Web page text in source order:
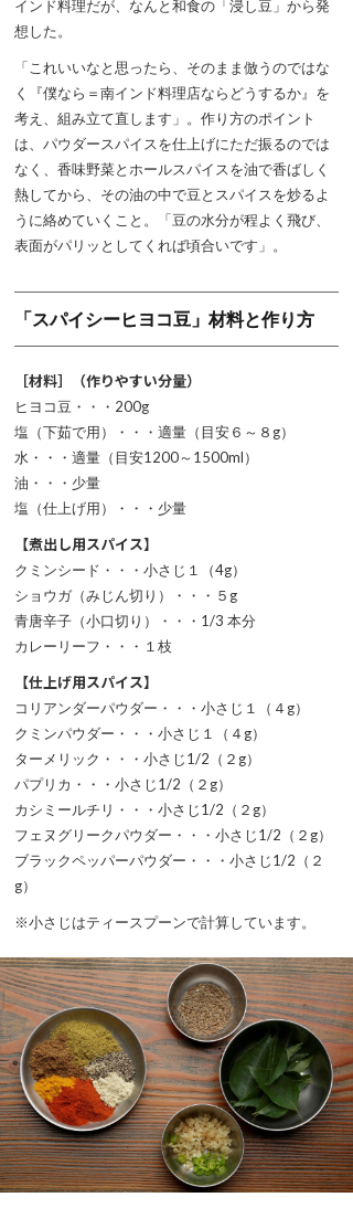
インド料理だが、なんと和食の「浸し豆」から発
想した。
「これいいなと思ったら、そのまま倣うのではな
く『僕なら＝南インド料理店ならどうするか』を
考え、組み立て直します」。作り方のポイント
は、パウダースパイスを仕上げにただ振るのでは
なく、香味野菜とホールスパイスを油で香ばしく
熱してから、その油の中で豆とスパイスを炒るよ
うに絡めていくこと。「豆の水分が程よく飛び、
表面がパリッとしてくれば頃合いです」。
「スパイシーヒヨコ豆」材料と作り方
［材料］（作りやすい分量）
ヒヨコ豆・・・200g
塩（下茹で用）・・・適量（目安６～８g）
水・・・適量（目安1200～1500ml）
油・・・少量
塩（仕上げ用）・・・少量
【煮出し用スパイス】
クミンシード・・・小さじ１（4g）
ショウガ（みじん切り）・・・５g
青唐辛子（小口切り）・・・1/3 本分
カレーリーフ・・・１枝
【仕上げ用スパイス】
コリアンダーパウダー・・・小さじ１（４g）
クミンパウダー・・・小さじ１（４g）
ターメリック・・・小さじ1/2（２g）
パプリカ・・・小さじ1/2（２g）
カシミールチリ・・・小さじ1/2（２g）
フェヌグリークパウダー・・・小さじ1/2（２g）
ブラックペッパーパウダー・・・小さじ1/2（２
g）
※小さじはティースプーンで計算しています。